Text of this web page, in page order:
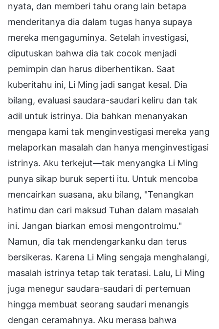
nyata, dan memberi tahu orang lain betapa
menderitanya dia dalam tugas hanya supaya
mereka mengaguminya. Setelah investigasi,
diputuskan bahwa dia tak cocok menjadi
pemimpin dan harus diberhentikan. Saat
kuberitahu ini, Li Ming jadi sangat kesal. Dia
bilang, evaluasi saudara-saudari keliru dan tak
adil untuk istrinya. Dia bahkan menanyakan
mengapa kami tak menginvestigasi mereka yang
melaporkan masalah dan hanya menginvestigasi
istrinya. Aku terkejut—tak menyangka Li Ming
punya sikap buruk seperti itu. Untuk mencoba
mencairkan suasana, aku bilang, "Tenangkan
hatimu dan cari maksud Tuhan dalam masalah
ini. Jangan biarkan emosi mengontrolmu."
Namun, dia tak mendengarkanku dan terus
bersikeras. Karena Li Ming sengaja menghalangi,
masalah istrinya tetap tak teratasi. Lalu, Li Ming
juga menegur saudara-saudari di pertemuan
hingga membuat seorang saudari menangis
dengan ceramahnya. Aku merasa bahwa